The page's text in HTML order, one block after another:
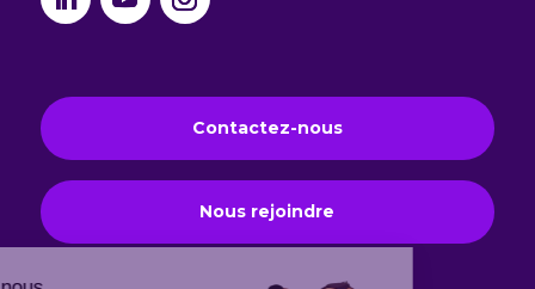
Contactez-nous
Nous rejoindre